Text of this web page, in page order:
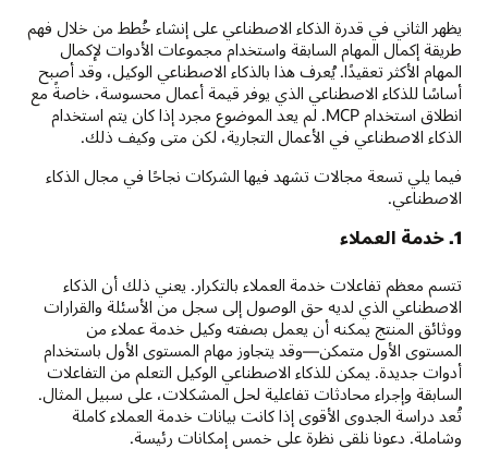
يظهر الثاني في قدرة الذكاء الاصطناعي على إنشاء خُطط من خلال فهم
طريقة إكمال المهام السابقة واستخدام مجموعات الأدوات لإكمال
المهام الأكثر تعقيدًا. يُعرف هذا بالذكاء الاصطناعي الوكيل، وقد أصبح
أساسًا للذكاء الاصطناعي الذي يوفر قيمة أعمال محسوسة، خاصةً مع
انطلاق استخدام MCP. لم يعد الموضوع مجرد إذا كان يتم استخدام
الذكاء الاصطناعي في الأعمال التجارية، لكن متى وكيف ذلك.
فيما يلي تسعة مجالات تشهد فيها الشركات نجاحًا في مجال الذكاء
الاصطناعي.
1. خدمة العملاء
تتسم معظم تفاعلات خدمة العملاء بالتكرار. يعني ذلك أن الذكاء
الاصطناعي الذي لديه حق الوصول إلى سجل من الأسئلة والقرارات
ووثائق المنتج يمكنه أن يعمل بصفته وكيل خدمة عملاء من
المستوى الأول متمكن—وقد يتجاوز مهام المستوى الأول باستخدام
أدوات جديدة. يمكن للذكاء الاصطناعي الوكيل التعلم من التفاعلات
السابقة وإجراء محادثات تفاعلية لحل المشكلات، على سبيل المثال.
تُعد دراسة الجدوى الأقوى إذا كانت بيانات خدمة العملاء كاملة
وشاملة. دعونا نلقي نظرة على خمس إمكانات رئيسة.